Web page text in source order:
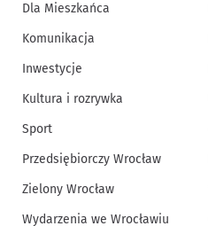
Dla Mieszkańca
Komunikacja
Inwestycje
Kultura i rozrywka
Sport
Przedsiębiorczy Wrocław
Zielony Wrocław
Wydarzenia we Wrocławiu